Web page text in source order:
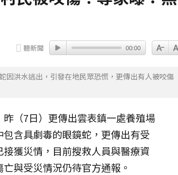
聽新聞 00:00
因洪水逃出，引發在地民眾恐慌，更傳出有人被咬傷
昨（7日）更傳出雲表鎮一處養殖場
含具劇毒的眼鏡蛇，更傳出有受
獲災情，目前搜救人員與醫療資
與受災情況仍待官方通報。